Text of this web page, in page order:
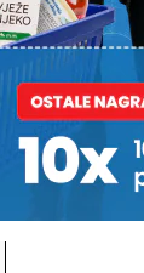
Vaš email
Poruka